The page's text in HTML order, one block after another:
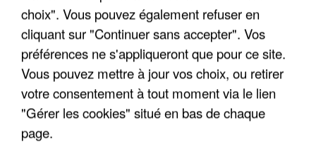
choix". Vous pouvez également refuser en
cliquant sur "Continuer sans accepter". Vos
préférences ne s'appliqueront que pour ce site.
Vous pouvez mettre à jour vos choix, ou retirer
votre consentement à tout moment via le lien
"Gérer les cookies" situé en bas de chaque
page.